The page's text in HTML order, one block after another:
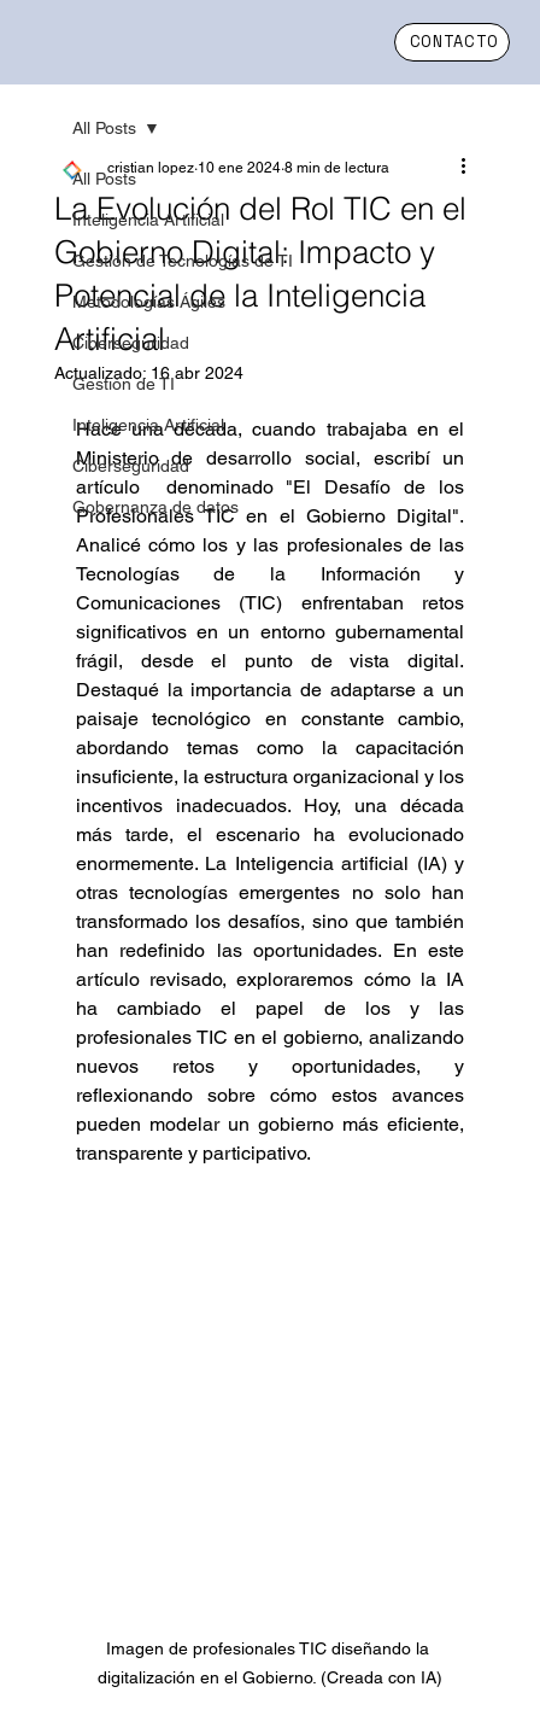
CONTACTO
All Posts
Inteligencia Artificial
Gestión de Tecnologías de TI
Metodologías Ágiles
Ciberseguridad
Gestión de TI
Inteligencia Artificial
Ciberseguridad
Gobernanza de datos
All Posts
La Evolución del Rol TIC en el
Gobierno Digital: Impacto y
Potencial de la Inteligencia
Artificial
cristian lopez 10 ene 2024 8 min de lectura
Actualizado: 16 abr 2024
Hace una década, cuando trabajaba en el
Ministerio de desarrollo social, escribí un
artículo  denominado "El Desafío de los
Profesionales TIC en el Gobierno Digital".
Analicé cómo los y las profesionales de las
Tecnologías de la Información y
Comunicaciones (TIC) enfrentaban retos
significativos en un entorno gubernamental
frágil, desde el punto de vista digital.
Destaqué la importancia de adaptarse a un
paisaje tecnológico en constante cambio,
abordando temas como la capacitación
insuficiente, la estructura organizacional y los
incentivos inadecuados. Hoy, una década
más tarde, el escenario ha evolucionado
enormemente. La Inteligencia artificial (IA) y
otras tecnologías emergentes no solo han
transformado los desafíos, sino que también
han redefinido las oportunidades. En este
artículo revisado, exploraremos cómo la IA
ha cambiado el papel de los y las
profesionales TIC en el gobierno, analizando
nuevos retos y oportunidades, y
reflexionando sobre cómo estos avances
pueden modelar un gobierno más eficiente,
transparente y participativo.
Imagen de profesionales TIC diseñando la
digitalización en el Gobierno. (Creada con IA)